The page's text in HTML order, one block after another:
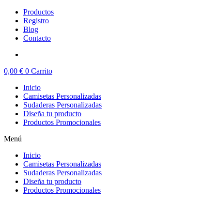
Productos
Registro
Blog
Contacto
0,00 € 0 Carrito
Inicio
Camisetas Personalizadas
Sudaderas Personalizadas
Diseña tu producto
Productos Promocionales
Menú
Inicio
Camisetas Personalizadas
Sudaderas Personalizadas
Diseña tu producto
Productos Promocionales